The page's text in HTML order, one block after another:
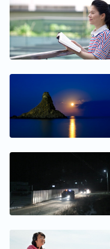
抓，那该怎么办？
我把今天突然临到这
顺服，中共警察再
和儿媳……”祷告后，
警察最后没有找着
现在还信神吗？吃
老实点！你儿子儿
我听后心里有点害怕
心里恳切地祷告神，
的试探，我今天临